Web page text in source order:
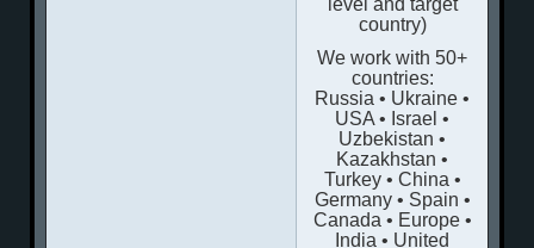
country)
We work with 50+
countries:
Russia • Ukraine •
USA • Israel •
Uzbekistan •
Kazakhstan •
Turkey • China •
Germany • Spain •
Canada • Europe •
India • United